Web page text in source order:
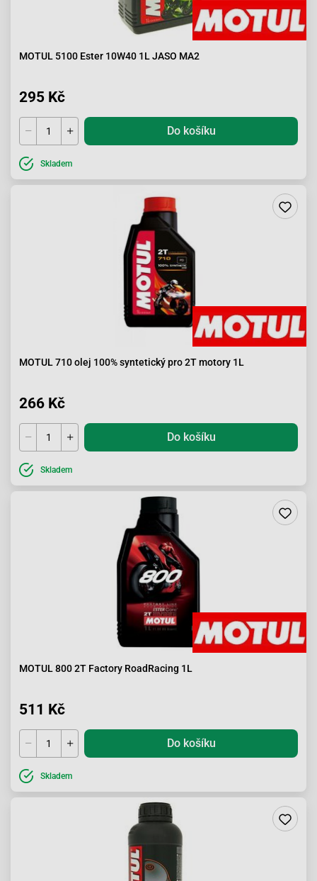
MOTUL 5100 Ester 10W40 1L JASO MA2
295 Kč
Do košíku
Skladem
MOTUL 710 olej 100% syntetický pro 2T motory 1L
266 Kč
Do košíku
Skladem
MOTUL 800 2T Factory RoadRacing 1L
511 Kč
Do košíku
Skladem